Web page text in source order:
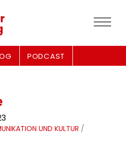
PODCAST
UND KULTUR /